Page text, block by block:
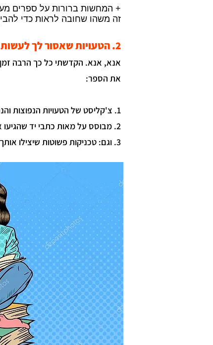
+ המחשות ברורות על ספרים
זה משהו שחובה לראות כדי
2. הטעויות שאסור לך לעשות בעמוד הראשון
אנא, אנא. הקדשתי כל כך הרבה
את הספר:
1. צ'קליסט של הטעויות הנפוצות והנפיצות ביותר
2. מבוסס על מאות כתבי יד שהגיעו אליי
3. וגם: טכניקות פשוטות שיצילו אותך מנטישת קוראים